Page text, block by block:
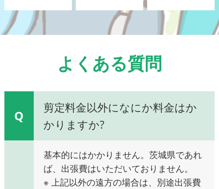
よくある質問
Q
剪定料金以外になにか料金はか
かりますか?
基本的にはかかりません。茨城県であれ
ば、出張費はいただいておりません。
※ 上記以外の遠方の場合は、別途出張費